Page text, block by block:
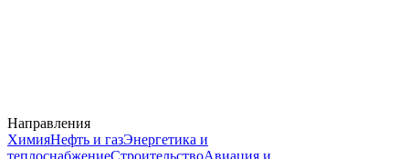
Направления
ХимияНефть и газЭнергетика и
теплоснабжениеСтроительствоАвиация и